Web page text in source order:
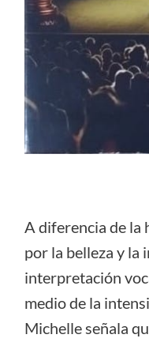
A diferencia de la
por la belleza y la
interpretación
medio de la
Michelle señala